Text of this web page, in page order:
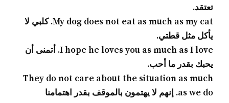
تعتقد.
My dog does not eat as much as my cat. كلبي لا
يأكل مثل قطتي.
I hope he loves you as much as I love. أتمنى أن
يحبك بقدر ما أحب.
They do not care about the situation as much
as we do. إنهم لا يهتمون بالموقف بقدر اهتمامنا